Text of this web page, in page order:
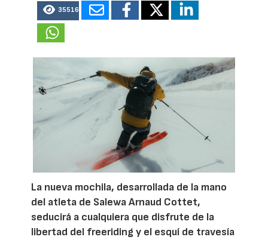
35516
La nueva mochila, desarrollada de la mano
del atleta de Salewa Arnaud Cottet,
seducirá a cualquiera que disfrute de la
libertad del freeriding y el esquí de travesía